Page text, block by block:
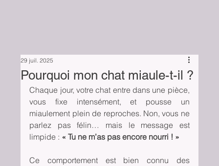
Pourquoi mon chat miaule-t-il ?
29 juil. 2025
Chaque jour, votre chat entre dans une pièce,
vous fixe intensément, et pousse un
miaulement plein de reproches. Non, vous ne
parlez pas félin… mais le message est
limpide : « Tu ne m’as pas encore nourri ! »
Ce comportement est bien connu des